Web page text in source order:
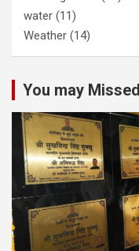
water (11)
Weather (14)
You may Missed